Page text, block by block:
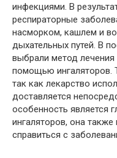
инфекциями. В
респираторные
насморком, кашлем и
дыхательных путей. В
выбрали метод
помощью ингаляторов.
так как лекарство
доставляется
особенность является
ингаляторов, она
справиться с